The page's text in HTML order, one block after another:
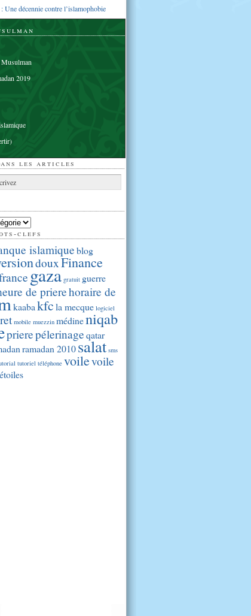
décennie contre l’islamophobie
2019
les articles
clefs
islamiqueblog
douxFinance
gaza gratuit guerre
de prierehoraire de
kaabakfcla mecque logiciel
mobile muezzin médineniqab
prierepélerinageqatar
ramadan 2010salat sms
tutoriel téléphone voilevoile
étoiles